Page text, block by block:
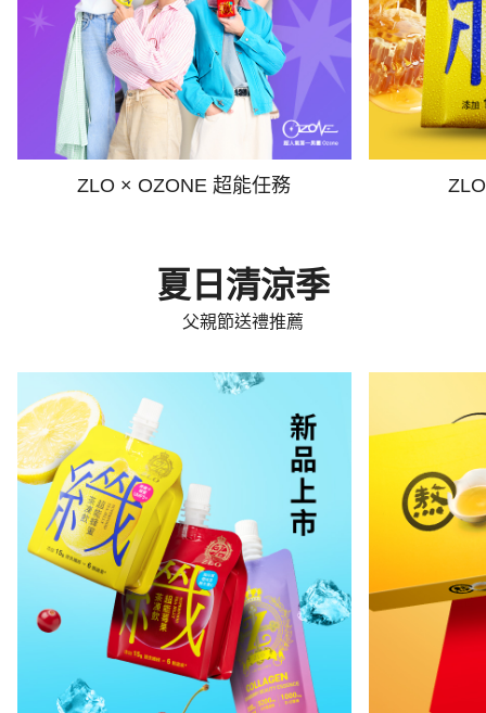
ZLO × OZONE 超能任務
夏日清涼季
父親節送禮推薦